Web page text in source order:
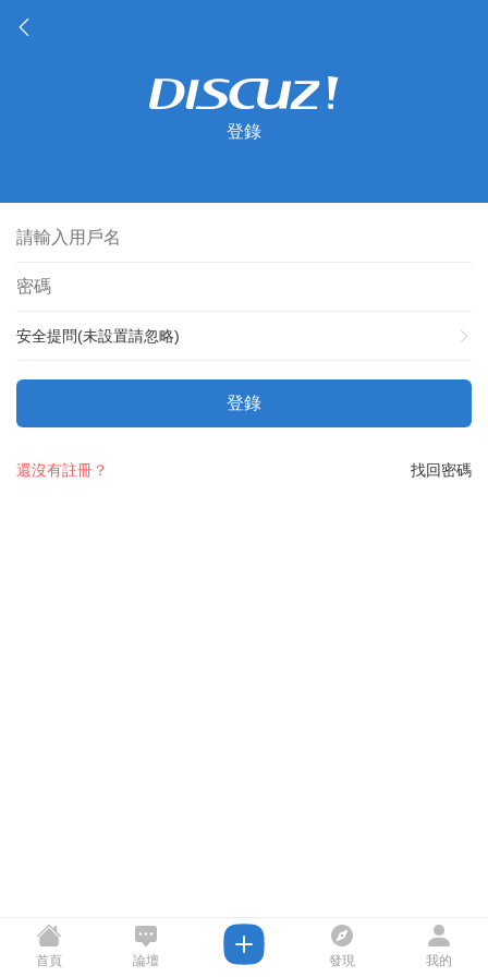
登錄
安全提問(未設置請忽略)
登錄
找回密碼
還沒有註冊？
首頁 論壇 發現 我的